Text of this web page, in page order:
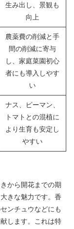
生み出し、景観も
向上
農薬費の削減と手
間の削減に寄与
し、家庭菜園初心
者にも導入しやす
い
ナス、ピーマン、
トマトとの混植に
より生育も安定し
やすい
から開花までの期
きな魅力です。香
ンチュウなどにも
します。これは特